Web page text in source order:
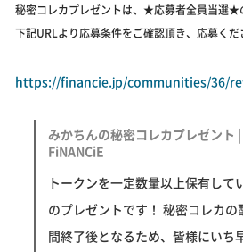
秘密コレカプレゼントは、★応募者全員当選★
下記URLより応募条件をご確認頂き、応募くだ
https://financie.jp/communities/36/
みかちんの秘密コレカプレゼント
FiNANCiE
トークンを一定数量以上保有して
のプレゼントです！ 秘密コレカ
間終了後となるため、皆様にいち